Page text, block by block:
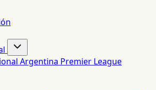
Argentina Premier League